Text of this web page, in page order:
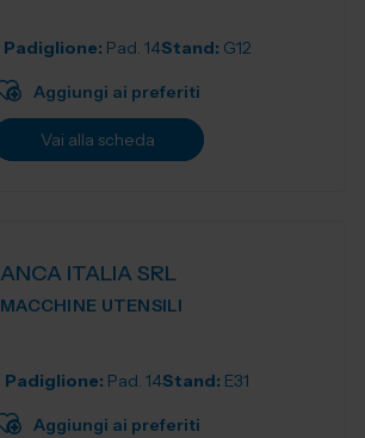
Padiglione: Pad. 14Stand: G12
Aggiungi ai preferiti
Vai alla scheda
ANCA ITALIA SRL
MACCHINE UTENSILI
Padiglione: Pad. 14Stand: E31
Aggiungi ai preferiti